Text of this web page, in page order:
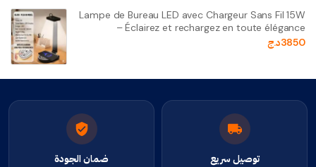
Lampe de Bureau LED avec Chargeur Sans Fil 15W
– Éclairez et rechargez en toute élégance
3850د.ج
توصيل سريع ضمان الجودة